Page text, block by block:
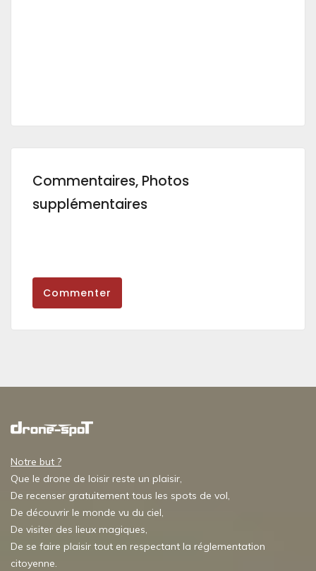
Commentaires, Photos
supplémentaires
Commenter
Notre but ?
Que le drone de loisir reste un plaisir,
De recenser gratuitement tous les spots de vol,
De découvrir le monde vu du ciel,
De visiter des lieux magiques,
De se faire plaisir tout en respectant la réglementation
citoyenne.